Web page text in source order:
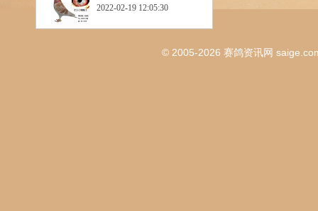
2022-02-19 12:05:30
© 2005-2026 赛鸽资讯网